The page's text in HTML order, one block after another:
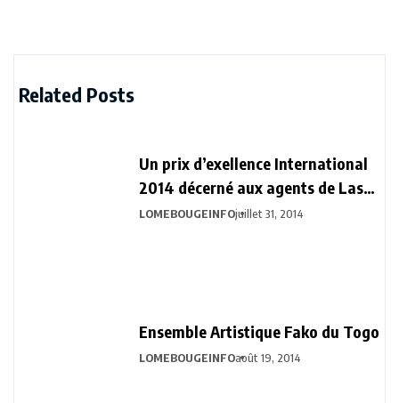
Related Posts
Un prix d’exellence International
2014 décerné aux agents de Last
Handling
LOMEBOUGEINFOjuillet 31, 2014
Ensemble Artistique Fako du Togo
LOMEBOUGEINFOaoût 19, 2014